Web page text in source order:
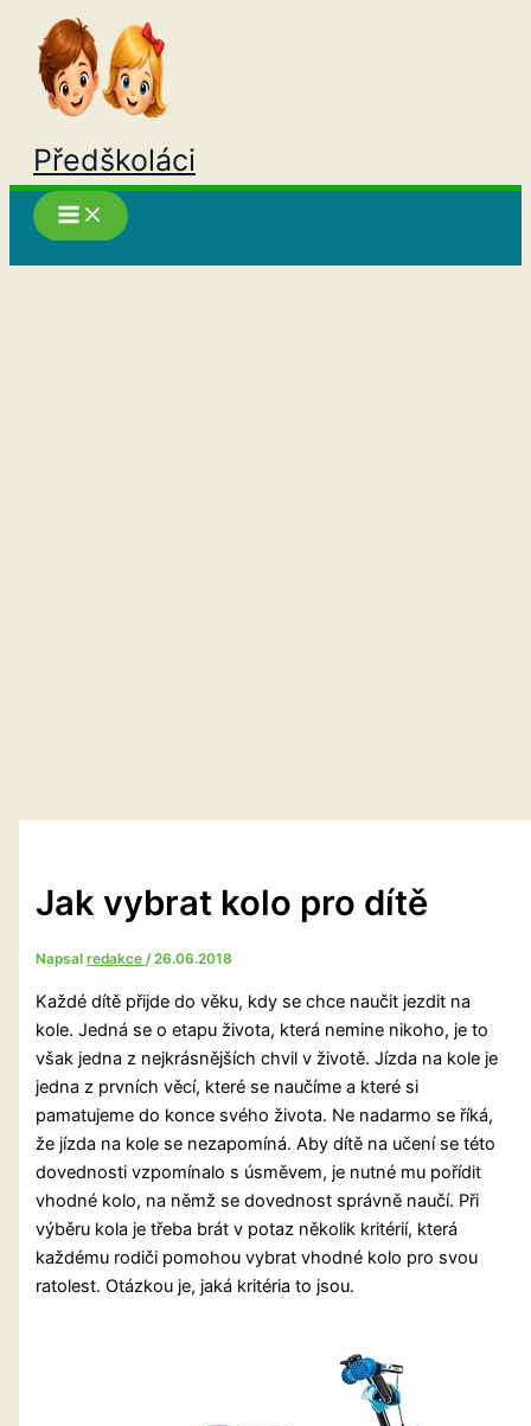
Přeskočit
obsah
Předškoláci
Jak vybrat kolo pro dítě
Napsalredakce/26.06.2018
Každé dítě přijde do věku, kdy se chce naučit jezdit na
kole. Jedná se o etapu života, která nemine nikoho, je to
však jedna z nejkrásnějších chvil v životě. Jízda na kole je
jedna z prvních věcí, které se naučíme a které si
pamatujeme do konce svého života. Ne nadarmo se říká,
že jízda na kole se nezapomíná. Aby dítě na učení se této
dovednosti vzpomínalo s úsměvem, je nutné mu pořídit
vhodné kolo, na němž se dovednost správně naučí. Při
výběru kola je třeba brát v potaz několik kritérií, která
každému rodiči pomohou vybrat vhodné kolo pro svou
ratolest. Otázkou je, jaká kritéria to jsou.